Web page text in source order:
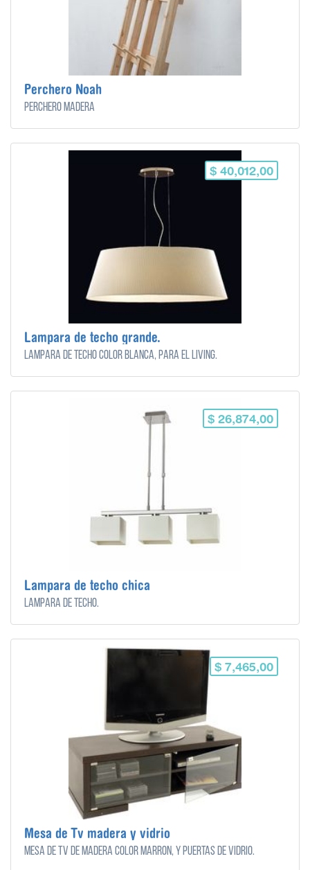
Perchero Noah
Perchero madera
$ 40,012,00
Lampara de techo grande.
Lampara de techo color blanca, para el living.
$ 26,874,00
Lampara de techo chica
Lampara de techo.
$ 7,465,00
Mesa de Tv madera y vidrio
Mesa de TV de madera color marron, y puertas de vidrio.